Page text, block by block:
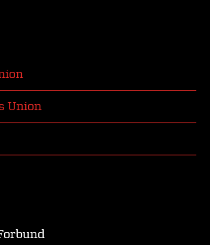
Union